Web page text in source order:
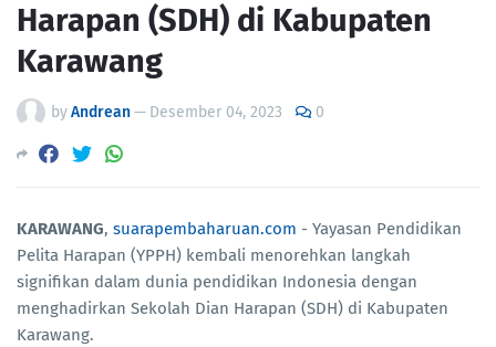
Harapan (SDH) di Kabupaten
Karawang
byAndrean— Desember 04, 2023 0
KARAWANG, suarapembaharuan.com - Yayasan Pendidikan
Pelita Harapan (YPPH) kembali menorehkan langkah
signifikan dalam dunia pendidikan Indonesia dengan
menghadirkan Sekolah Dian Harapan (SDH) di Kabupaten
Karawang.